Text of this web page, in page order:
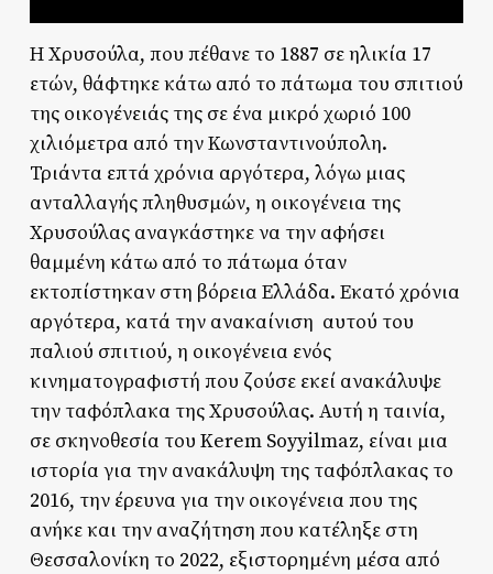
Η Χρυσούλα, που πέθανε το 1887 σε ηλικία 17
ετών, θάφτηκε κάτω από το πάτωμα του σπιτιού
της οικογένειάς της σε ένα μικρό χωριό 100
χιλιόμετρα από την Κωνσταντινούπολη.
Τριάντα επτά χρόνια αργότερα, λόγω μιας
ανταλλαγής πληθυσμών, η οικογένεια της
Χρυσούλας αναγκάστηκε να την αφήσει
θαμμένη κάτω από το πάτωμα όταν
εκτοπίστηκαν στη βόρεια Ελλάδα. Εκατό χρόνια
αργότερα, κατά την ανακαίνιση αυτού του
παλιού σπιτιού, η οικογένεια ενός
κινηματογραφιστή που ζούσε εκεί ανακάλυψε
την ταφόπλακα της Χρυσούλας. Αυτή η ταινία,
σε σκηνοθεσία του Kerem Soyyilmaz, είναι μια
ιστορία για την ανακάλυψη της ταφόπλακας το
2016, την έρευνα για την οικογένεια που της
ανήκε και την αναζήτηση που κατέληξε στη
Θεσσαλονίκη το 2022, εξιστορημένη μέσα από